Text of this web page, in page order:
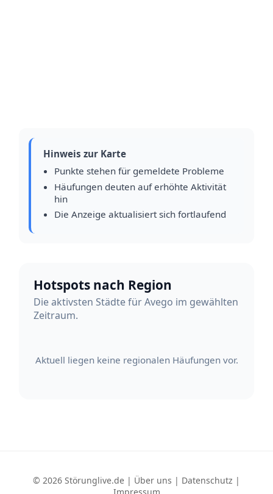
Hinweis zur Karte
Punkte stehen für gemeldete Probleme
Häufungen deuten auf erhöhte Aktivität
hin
Die Anzeige aktualisiert sich fortlaufend
Hotspots nach Region
Die aktivsten Städte für Avego im gewählten
Zeitraum.
Aktuell liegen keine regionalen Häufungen vor.
© 2026 Störunglive.de | Über uns | Datenschutz |